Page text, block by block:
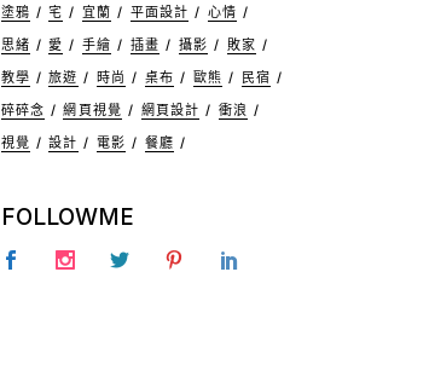
塗鴉
宅 宜蘭 平面設計
心情
思緒
愛 手繪 插畫 攝影
敗家
教學
旅遊 時尚 桌布 歐熊
民宿
碎碎念
網頁視覺 網頁設計
衝浪
視覺
設計 電影 餐廳
FOLLOWME